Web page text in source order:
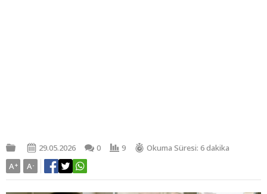
29.05.2026 0 9
Okuma Süresi: 6 dakika
A+ A-